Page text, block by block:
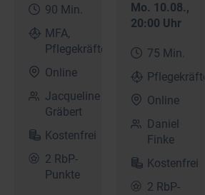
90 Min.
MFA,
Pflegekräfte
Online
Jacqueline
Gräbert
Kostenfrei
2 RbP-
Punkte
Mo. 10.08.,
20:00 Uhr
75 Min.
Pflegekräfte
Online
Daniel
Finke
Kostenfrei
2 RbP-